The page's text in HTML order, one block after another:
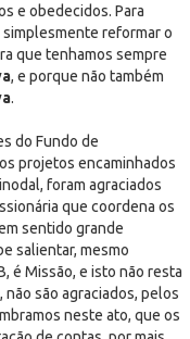
e obedecidos. Para
simplesmente reformar o
que tenhamos sempre
, e porque não também
.
do Fundo de
projetos encaminhados
foram agraciados
que coordena os
sentido grande
salientar, mesmo
é Missão, e isto não resta
são agraciados, pelos
neste ato, que os